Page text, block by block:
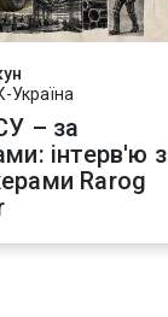
Україна
– за
інтерв'ю з
Rarog